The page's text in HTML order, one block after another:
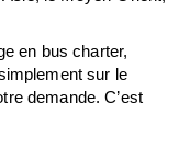
en bus charter,
sur le
demande. C’est